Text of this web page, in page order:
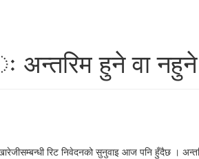
हुने वा नहुने
रिट निवेदनको सुनुवाइ आज पनि हुँदैछ ।